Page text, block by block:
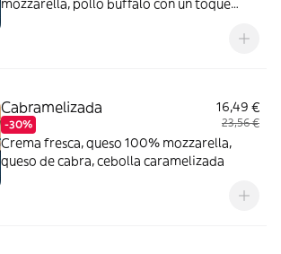
mozzarella, pollo buffalo con un toque
Cabramelizada
-30%
16,49 €
23,56 €
Crema fresca, queso 100% mozzarella,
queso de cabra, cebolla caramelizada